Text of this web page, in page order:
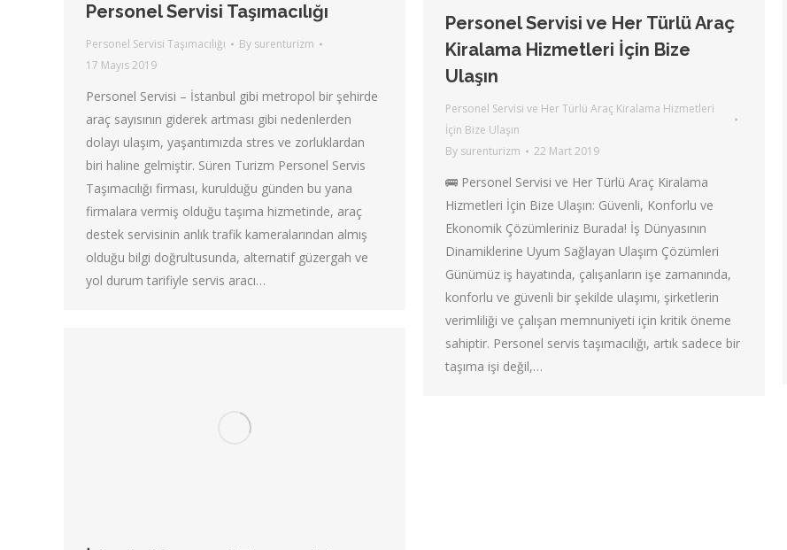
Personel Servisi Taşımacılığı
Personel Servisi Taşımacılığı By surenturizm
17 Mayıs 2019
Personel Servisi – İstanbul gibi metropol bir şehirde
araç sayısının giderek artması gibi nedenlerden
dolayı ulaşım, yaşantımızda stres ve zorluklardan
biri haline gelmiştir. Süren Turizm Personel Servis
Taşımacılığı firması, kurulduğu günden bu yana
firmalara vermiş olduğu taşıma hizmetinde, araç
destek servisinin anlık trafik kameralarından almış
olduğu bilgi doğrultusunda, alternatif güzergah ve
yol durum tarifiyle servis aracı…
Personel Servisi ve Her Türlü Araç
Kiralama Hizmetleri İçin Bize
Ulaşın
Personel Servisi ve Her Türlü Araç Kiralama Hizmetleri
İçin Bize Ulaşın
By surenturizm 22 Mart 2019
🚌 Personel Servisi ve Her Türlü Araç Kiralama
Hizmetleri İçin Bize Ulaşın: Güvenli, Konforlu ve
Ekonomik Çözümleriniz Burada! İş Dünyasının
Dinamiklerine Uyum Sağlayan Ulaşım Çözümleri
Günümüz iş hayatında, çalışanların işe zamanında,
konforlu ve güvenli bir şekilde ulaşımı, şirketlerin
verimliliği ve çalışan memnuniyeti için kritik öneme
sahiptir. Personel servis taşımacılığı, artık sadece bir
taşıma işi değil,…